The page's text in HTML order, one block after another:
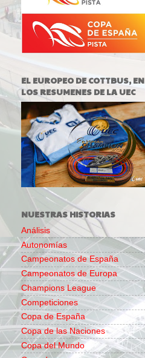
EL EUROPEO DE COTTBUS, EN
LOS RESUMENES DE LA UEC
NUESTRAS HISTORIAS
Análisis
Autonomías
Campeonatos de España
Campeonatos de Europa
Champions League
Competiciones
Copa de España
Copa de las Naciones
Copa del Mundo